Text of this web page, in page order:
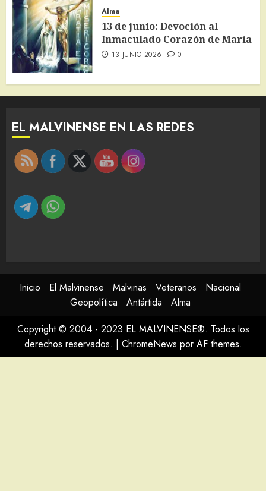
Alma
13 de junio: Devoción al
Inmaculado Corazón de María
13 JUNIO 2026 0
EL MALVINENSE EN LAS REDES
Inicio El Malvinense Malvinas Veteranos
Nacional
Geopolítica
Antártida
Alma
Copyright © 2004 - 2023 EL MALVINENSE®. Todos los
derechos reservados. | ChromeNews por AF themes.